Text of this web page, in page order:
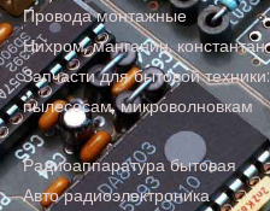
Провода монтажные
Нихром, манганин, константан
Запчасти для бытовой техники:
пылесосам, микроволновкам
Радиоаппаратура бытовая
Авто радиоэлектроника